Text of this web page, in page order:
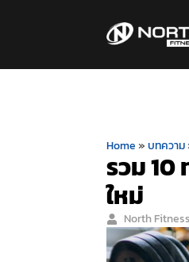
Home »บทความ
รวม 10
ใหม่
North Fitness